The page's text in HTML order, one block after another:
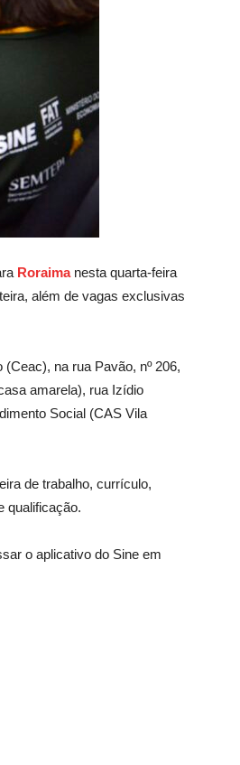
Roraimanesta quarta-feira
além de vagas exclusivas
na rua Pavão, nº 206,
amarela), rua Izídio
Social (CAS Vila
de trabalho, currículo,
qualificação.
o aplicativo do Sine em